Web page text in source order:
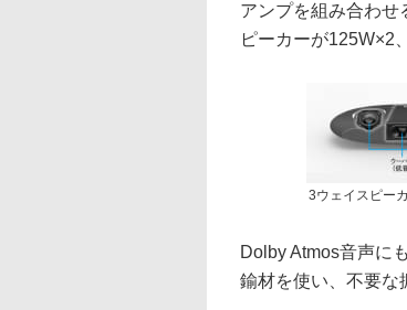
アンプを組み合わせ
ピーカーが125W×2
3ウェイスピー
Dolby Atmos音声に
鍮材を使い、不要な